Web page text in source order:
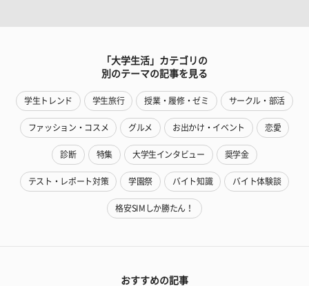
「大学生活」カテゴリの
別のテーマの記事を見る
学生トレンド 学生旅行 授業・履修・ゼミ サークル・部活
ファッション・コスメ グルメ お出かけ・イベント 恋愛
診断 特集 大学生インタビュー 奨学金
テスト・レポート対策 学園祭 バイト知識 バイト体験談
格安SIMしか勝たん！
おすすめの記事